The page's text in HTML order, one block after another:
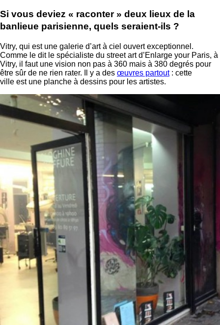
Si vous deviez « raconter » deux lieux de la
banlieue parisienne, quels seraient-ils ?
Vitry, qui est une galerie d’art à ciel ouvert exceptionnel.
Comme le dit le spécialiste du street art d’Enlarge your Paris, à
Vitry, il faut une vision non pas à 360 mais à 380 degrés pour
être sûr de ne rien rater. Il y a des œuvres partout: cette
ville est une planche à dessins pour les artistes.